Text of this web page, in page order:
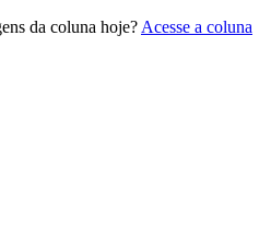
da coluna hoje? Acesse a coluna